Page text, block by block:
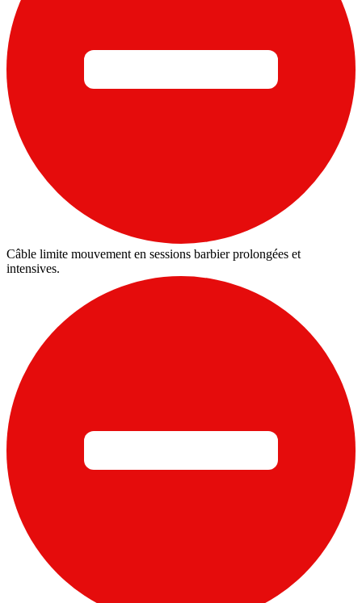
Câble limite mouvement en sessions barbier prolongées et
intensives.